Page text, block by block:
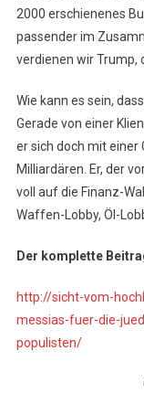
2000 erschienenes
passender im
verdienen wir Trump,
Wie kann es sein,
Gerade von einer
er sich doch mit einer
Milliardären. Er, der
voll auf die Finanz-
Waffen-Lobby, Öl-
Der komplette
http://sicht-vom-
messias-fuer-die-
populisten/